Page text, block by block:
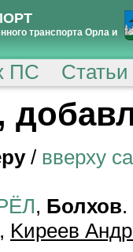
транспорта Орла и
ПС
/ вверху
, Болхов.
, Kиpeeв